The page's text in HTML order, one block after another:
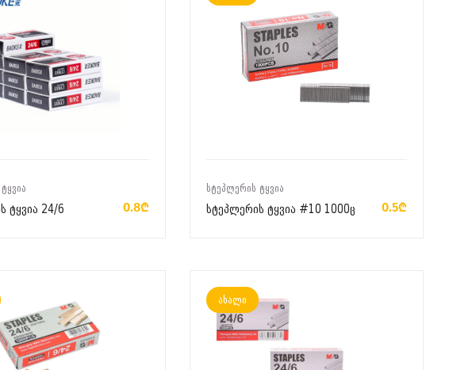
ტყვია 24/6 0.8₾
ᲡᲢᲔᲞᲚᲔᲠᲘᲡ ᲢᲧᲕᲘᲐ
სტეპლერის ტყვია #10 1000ც 0.5₾
ახალი